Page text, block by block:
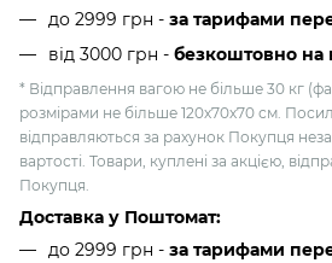
до 2999 грн - за тарифами
від 3000 грн - безкоштовно на
* Відправлення вагою не більше 30 кг
розмірами не більше 120х70х70 см.
відправляються за рахунок Покупця
вартості. Товари, куплені за акцією,
Покупця.
Доставка у Поштомат:
до 2999 грн - за тарифами